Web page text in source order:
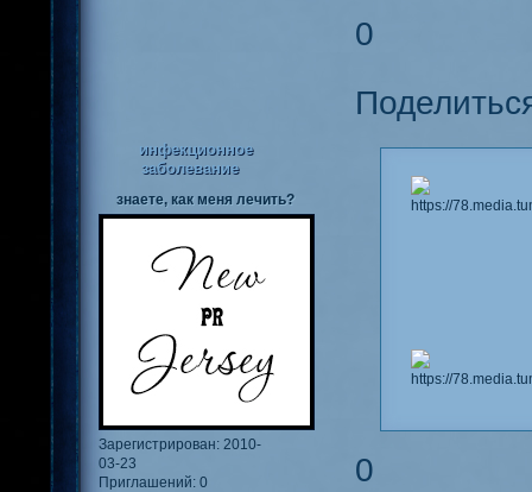
0
инфекционное
заболевание
знаете, как меня лечить?
Зарегистрирован: 2010-
03-23
Приглашений: 0
0